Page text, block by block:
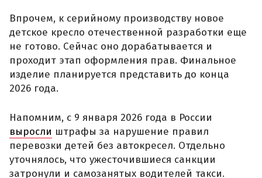
Впрочем, к серийному производству новое
детское кресло отечественной разработки еще
не готово. Сейчас оно дорабатывается и
проходит этап оформления прав. Финальное
изделие планируется представить до конца
2026 года.
Напомним, с 9 января 2026 года в России
выросли штрафы за нарушение правил
перевозки детей без автокресел. Отдельно
уточнялось, что ужесточившиеся санкции
затронули и самозанятых водителей такси.